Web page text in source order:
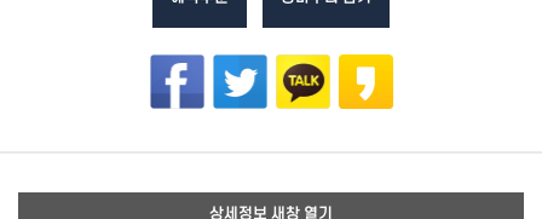
상세정보 새창 열기